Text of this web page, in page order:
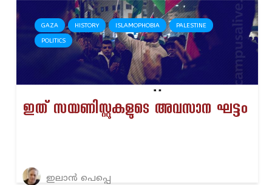
GAZA HISTORY ISLAMOPHOBIA PALESTINE
POLITICS
ഇത് സയണിസ്റ്റുകളുടെ അവസാന ഘട്ടം
ഇലാൻ പെപ്പെ